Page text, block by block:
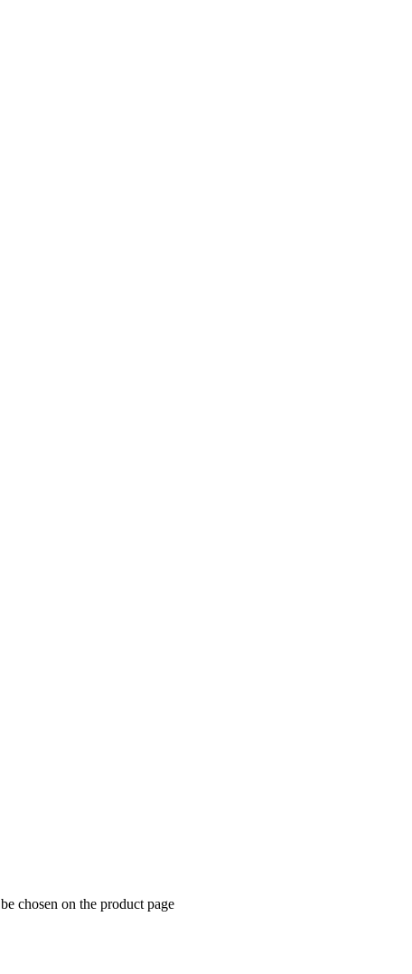
chosen on the product page